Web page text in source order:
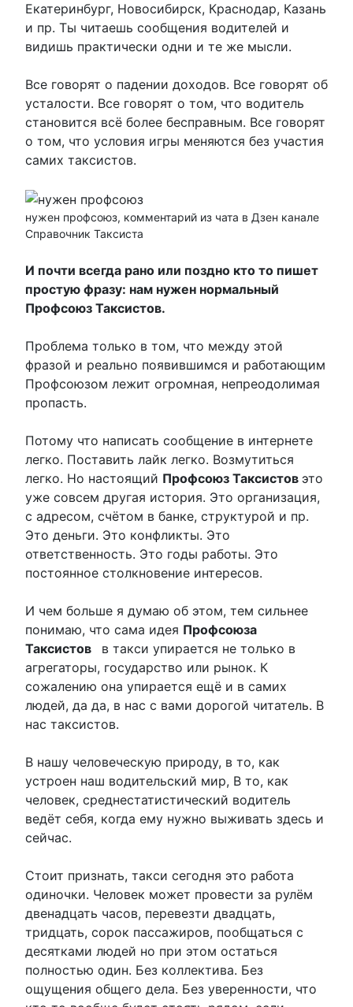
Екатеринбург, Новосибирск, Краснодар, Казань
и пр. Ты читаешь сообщения водителей и
видишь практически одни и те же мысли.
Все говорят о падении доходов. Все говорят об
усталости. Все говорят о том, что водитель
становится всё более бесправным. Все говорят
о том, что условия игры меняются без участия
самих таксистов.
нужен профсоюз, комментарий из чата в Дзен канале
Справочник Таксиста
И почти всегда рано или поздно кто то пишет
простую фразу: нам нужен нормальный
Профсоюз Таксистов.
Проблема только в том, что между этой
фразой и реально появившимся и работающим
Профсоюзом лежит огромная, непреодолимая
пропасть.
Потому что написать сообщение в интернете
легко. Поставить лайк легко. Возмутиться
легко. Но настоящий Профсоюз Таксистов это
уже совсем другая история. Это организация,
с адресом, счётом в банке, структурой и пр.
Это деньги. Это конфликты. Это
ответственность. Это годы работы. Это
постоянное столкновение интересов.
И чем больше я думаю об этом, тем сильнее
понимаю, что сама идея Профсоюза
Таксистов
в такси упирается не только в
агрегаторы, государство или рынок. К
сожалению она упирается ещё и в самих
людей, да да, в нас с вами дорогой читатель. В
нас таксистов.
В нашу человеческую природу, в то, как
устроен наш водительский мир, В то, как
человек, среднестатистический водитель
ведёт себя, когда ему нужно выживать здесь и
сейчас.
Стоит признать, такси сегодня это работа
одиночки. Человек может провести за рулём
двенадцать часов, перевезти двадцать,
тридцать, сорок пассажиров, пообщаться с
десятками людей но при этом остаться
полностью один. Без коллектива. Без
ощущения общего дела. Без уверенности, что